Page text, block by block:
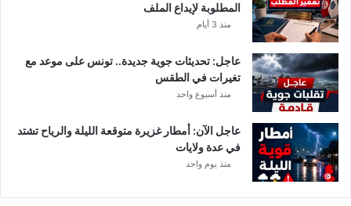
المطلوبة لإيداع الملف
منذ 3 أيام
عاجل: تحديثات جوية جديدة.. تونس على موعد مع
تغيرات في الطقس
منذ أسبوع واحد
عاجل الآن: أمطار غزيرة متوقعة الليلة والرياح تشتد
في عدة ولايات
منذ يوم واحد